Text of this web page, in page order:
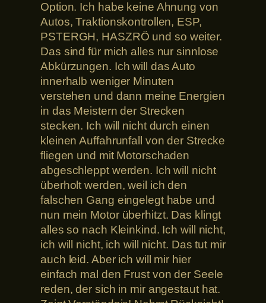
Option. Ich habe keine Ahnung von
Autos, Traktionskontrollen, ESP,
PSTERGH, HASZRÖ und so weiter.
Das sind für mich alles nur sinnlose
Abkürzungen. Ich will das Auto
innerhalb weniger Minuten
verstehen und dann meine Energien
in das Meistern der Strecken
stecken. Ich will nicht durch einen
kleinen Auffahrunfall von der Strecke
fliegen und mit Motorschaden
abgeschleppt werden. Ich will nicht
überholt werden, weil ich den
falschen Gang eingelegt habe und
nun mein Motor überhitzt. Das klingt
alles so nach Kleinkind. Ich will nicht,
ich will nicht, ich will nicht. Das tut mir
auch leid. Aber ich will mir hier
einfach mal den Frust von der Seele
reden, der sich in mir angestaut hat.